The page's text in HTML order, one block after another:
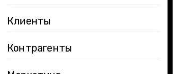
Клиенты
Контрагенты